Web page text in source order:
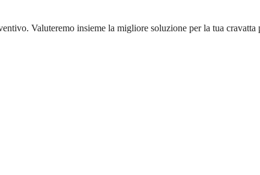
Valuteremo insieme la migliore soluzione per la tua cravatta